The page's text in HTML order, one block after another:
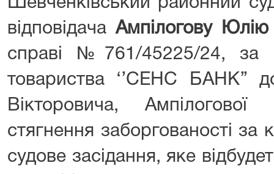
Шевченківський районний
відповідачаАмпілогову Юлію
справі №761/45225/24, за
товариства ‘’СЕНС БАНК’’
Вікторовича,
стягнення заборгованості
судове засідання, яке